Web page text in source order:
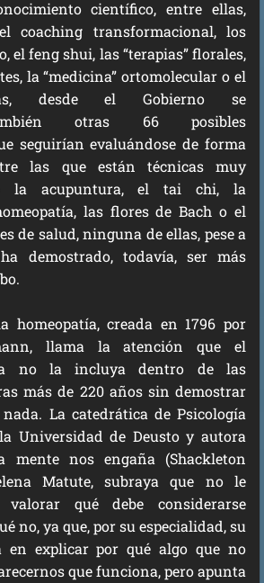
científico, entre ellas,
coaching transformacional, los
el feng shui, las “terapias” florales,
la “medicina” ortomolecular o el
desde el Gobierno se
otras 66 posibles
seguirían evaluándose de forma
las que están técnicas muy
la acupuntura, el tai chi, la
las flores de Bach o el
de salud, ninguna de ellas, pese a
demostrado, todavía, ser más
homeopatía, creada en 1796 por
llama la atención que el
no la incluya dentro de las
más de 220 años sin demostrar
La catedrática de Psicología
Universidad de Deusto y autora
mente nos engaña (Shackleton
Matute, subraya que no le
qué debe considerarse
no, ya que, por su especialidad, su
en explicar por qué algo que no
que funciona, pero apunta